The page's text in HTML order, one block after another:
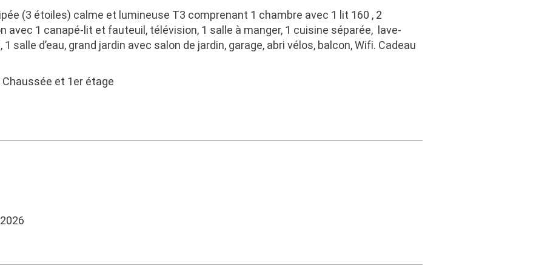
(3 étoiles) calme et lumineuse T3 comprenant 1 chambre avec 1 lit 160 , 2
avec 1 canapé-lit et fauteuil, télévision, 1 salle à manger, 1 cuisine séparée, lave-
1 salle d’eau, grand jardin avec salon de jardin, garage, abri vélos, balcon, Wifi. Cadeau
et 1er étage